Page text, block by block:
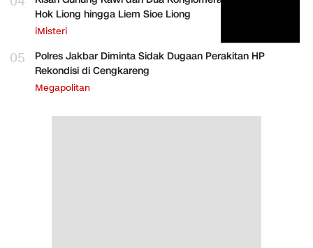
Hok Liong hingga Liem Sioe Liong
iMisteri
05
Polres Jakbar Diminta Sidak Dugaan Perakitan HP
Rekondisi di Cengkareng
Megapolitan